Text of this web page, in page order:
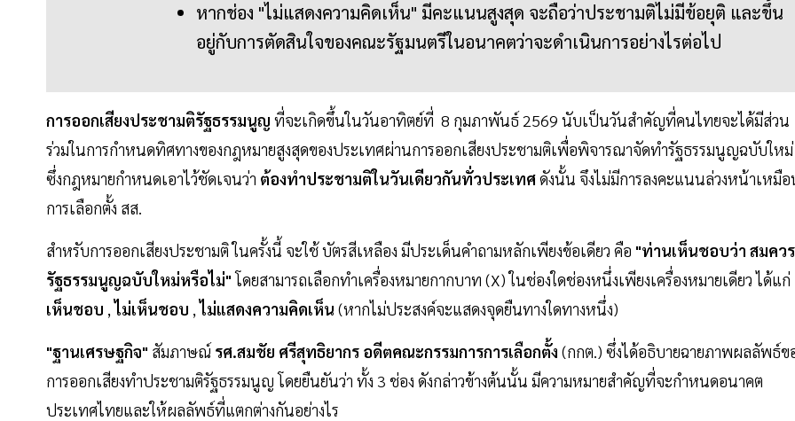
หากช่อง "ไม่แสดงความคิดเห็น" มีคะแนนสูงสุด จะถือว่าประชามติไม่มีข้อยุติ และขึ้น
อยู่กับการตัดสินใจของคณะรัฐมนตรีในอนาคตว่าจะดำเนินการอย่างไรต่อไป
การออกเสียงประชามติรัฐธรรมนูญ ที่จะเกิดขึ้นในวันอาทิตย์ที่ 8 กุมภาพันธ์ 2569 นับเป็นวันสำคัญที่คนไทยจะได้มีส่วน
ร่วมในการกำหนดทิศทางของกฎหมายสูงสุดของประเทศผ่านการออกเสียงประชามติเพื่อพิจารณาจัดทำรัฐธรรมนูญฉบับใหม่
ซึ่งกฎหมายกำหนดเอาไว้ชัดเจนว่า ต้องทำประชามติในวันเดียวกันทั่วประเทศดังนั้น จึงไม่มีการลงคะแนนล่วงหน้าเหมื
การเลือกตั้ง สส.
สำหรับการออกเสียงประชามติ ในครั้งนี้ จะใช้ บัตรสีเหลือง มีประเด็นคำถามหลักเพียงข้อเดียว คือ "ท่านเห็นชอบว่า สมคว
รัฐธรรมนูญฉบับใหม่หรือไม่"โดยสามารถเลือกทำเครื่องหมายกากบาท (X) ในช่องใดช่องหนึ่งเพียงเครื่องหมายเดียว ได้แก่
เห็นชอบ ,ไม่เห็นชอบ ,ไม่แสดงความคิดเห็น (หากไม่ประสงค์จะแสดงจุดยืนทางใดทางหนึ่ง)
"ฐานเศรษฐกิจ" สัมภาษณ์ รศ.สมชัย ศรีสุทธิยากร อดีตคณะกรรมการการเลือกตั้ง (กกต.) ซึ่งได้อธิบายฉายภาพผลลัพธ์ข
การออกเสียงทำประชามติรัฐธรรมนูญ โดยยืนยันว่า ทั้ง 3 ช่อง ดังกล่าวข้างต้นนั้น มีความหมายสำคัญที่จะกำหนดอนาคต
ประเทศไทยและให้ผลลัพธ์ที่แตกต่างกันอย่างไร